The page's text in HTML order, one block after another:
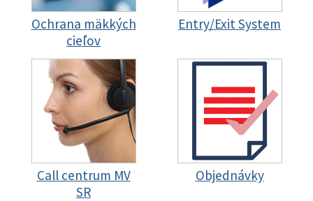
Ochrana mäkkých
cieľov
Entry/Exit System
Call centrum MV
SR
Objednávky